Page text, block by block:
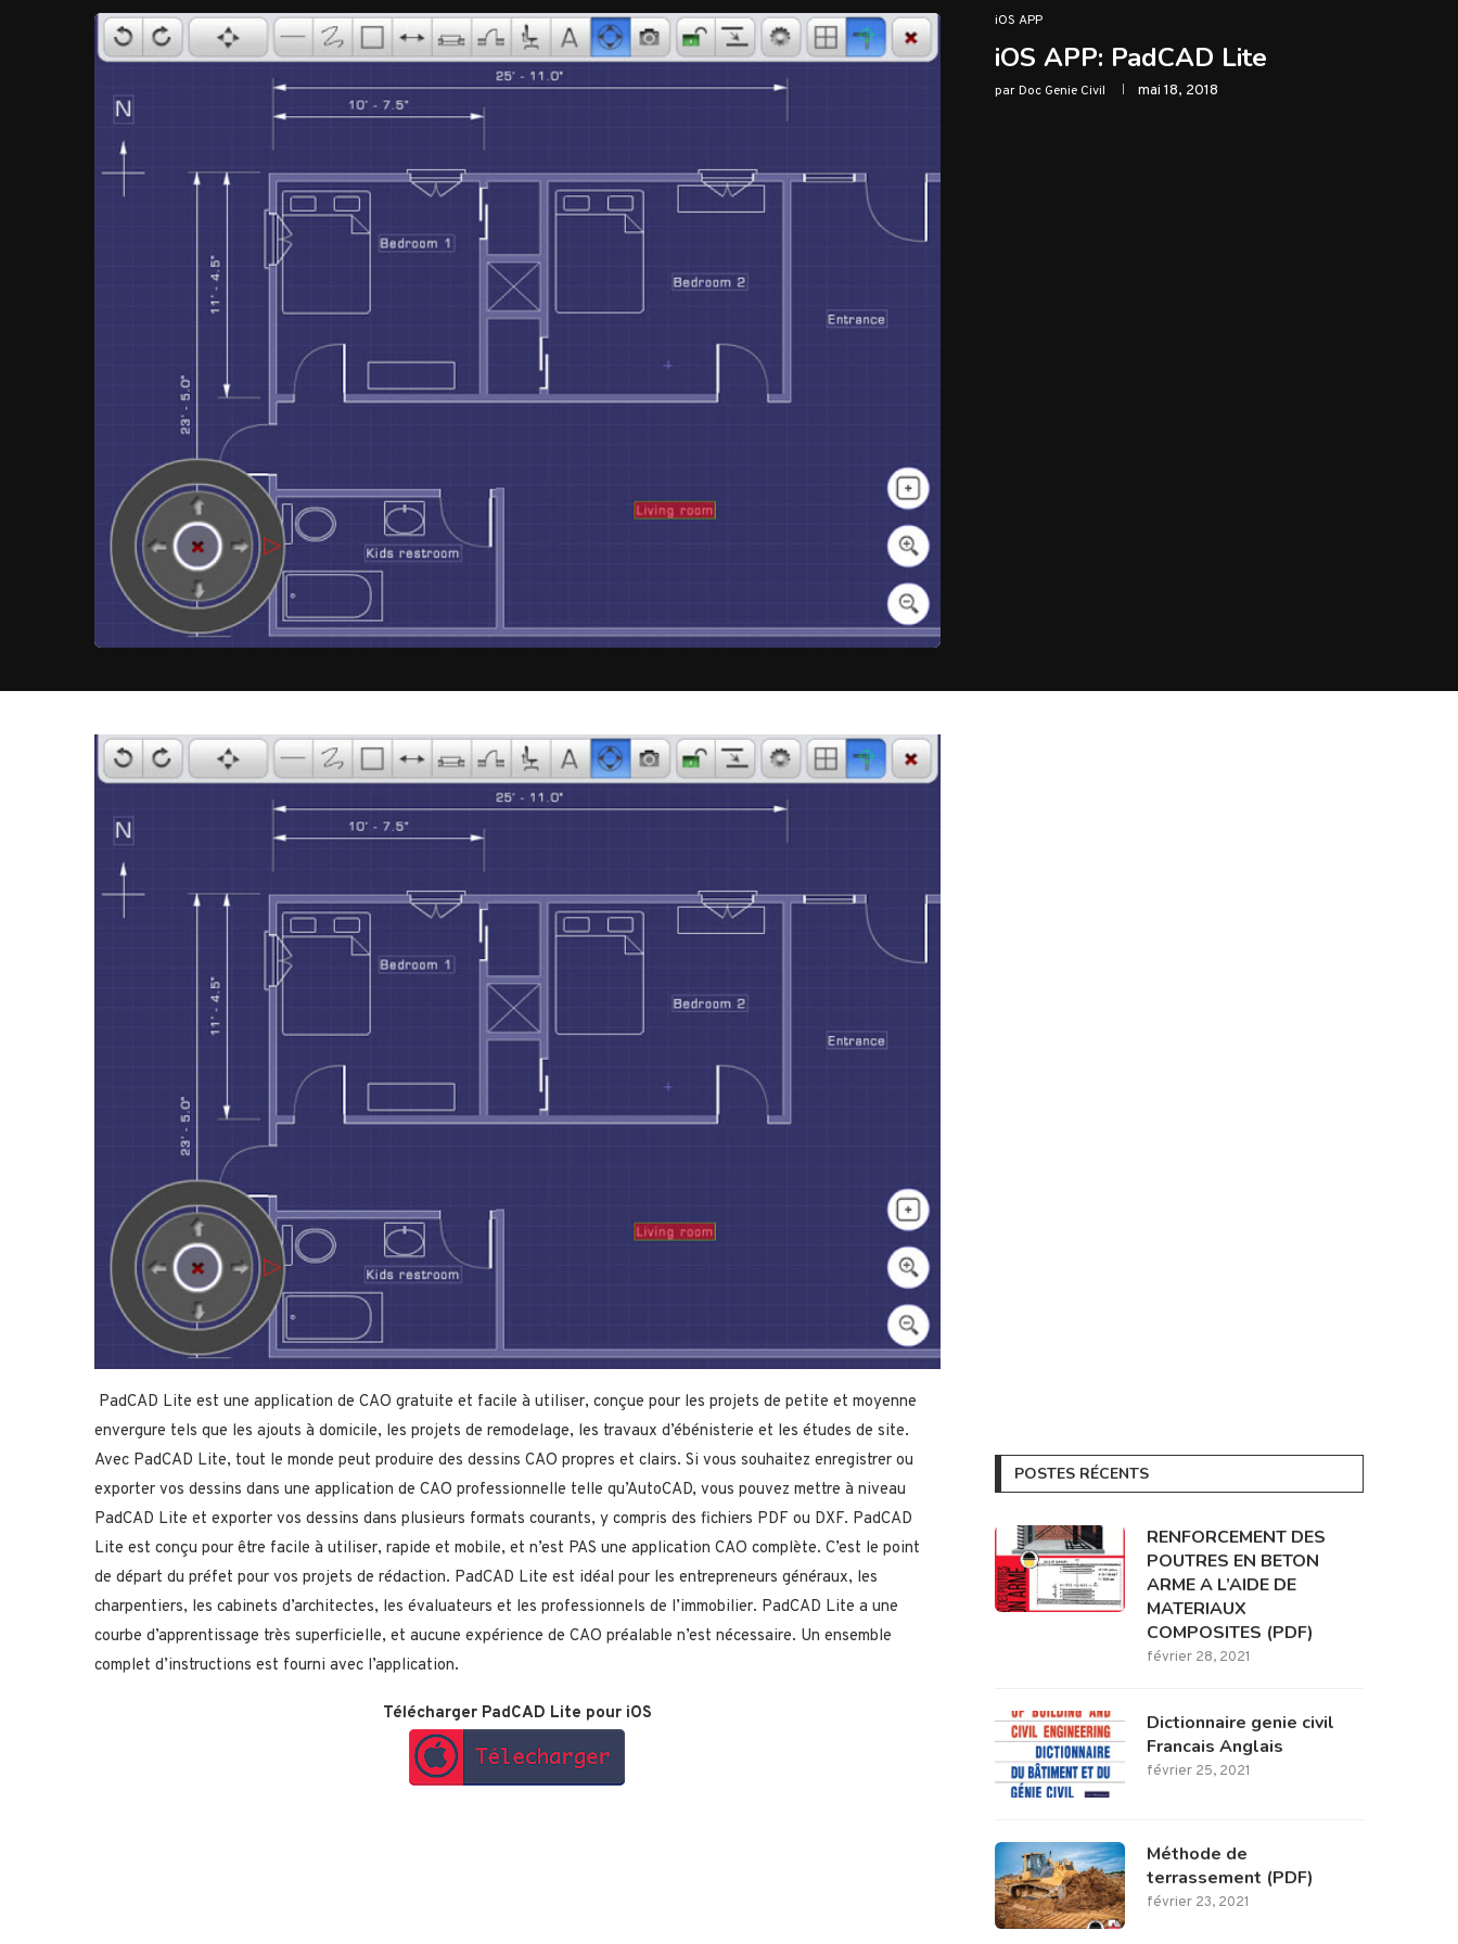
iOS APP
iOS APP: PadCAD Lite
parDoc Genie Civil mai 18, 2018
PadCAD Lite est une application de CAO gratuite et facile à utiliser, conçue pour les projets de petite et moyenne
envergure tels que les ajouts à domicile, les projets de remodelage, les travaux d’ébénisterie et les études de site.
Avec PadCAD Lite, tout le monde peut produire des dessins CAO propres et clairs. Si vous souhaitez enregistrer ou
exporter vos dessins dans une application de CAO professionnelle telle qu’AutoCAD, vous pouvez mettre à niveau
PadCAD Lite et exporter vos dessins dans plusieurs formats courants, y compris des fichiers PDF ou DXF. PadCAD
Lite est conçu pour être facile à utiliser, rapide et mobile, et n’est PAS une application CAO complète. C’est le point
de départ du préfet pour vos projets de rédaction. PadCAD Lite est idéal pour les entrepreneurs généraux, les
charpentiers, les cabinets d’architectes, les évaluateurs et les professionnels de l’immobilier. PadCAD Lite a une
courbe d’apprentissage très superficielle, et aucune expérience de CAO préalable n’est nécessaire. Un ensemble
complet d’instructions est fourni avec l’application.
Télécharger PadCAD Lite pour iOS
POSTES RÉCENTS
RENFORCEMENT DES
POUTRES EN BETON
ARME A L’AIDE DE
MATERIAUX
COMPOSITES (PDF)
février 28, 2021
Dictionnaire genie civil
Francais Anglais
février 25, 2021
Méthode de
terrassement (PDF)
février 23, 2021